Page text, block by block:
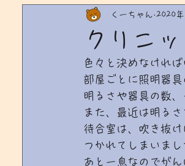
クリニ
くーちゃん 2020年
色々と決めなけれ
部屋ごとに照明器
明るさや器具の数
また、最近は明る
待合室は、吹き抜
つかれてしまいま
あと一息なのでが